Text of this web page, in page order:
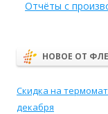
Отчёты с
НОВОЕ ОТ
Скидка на
декабря